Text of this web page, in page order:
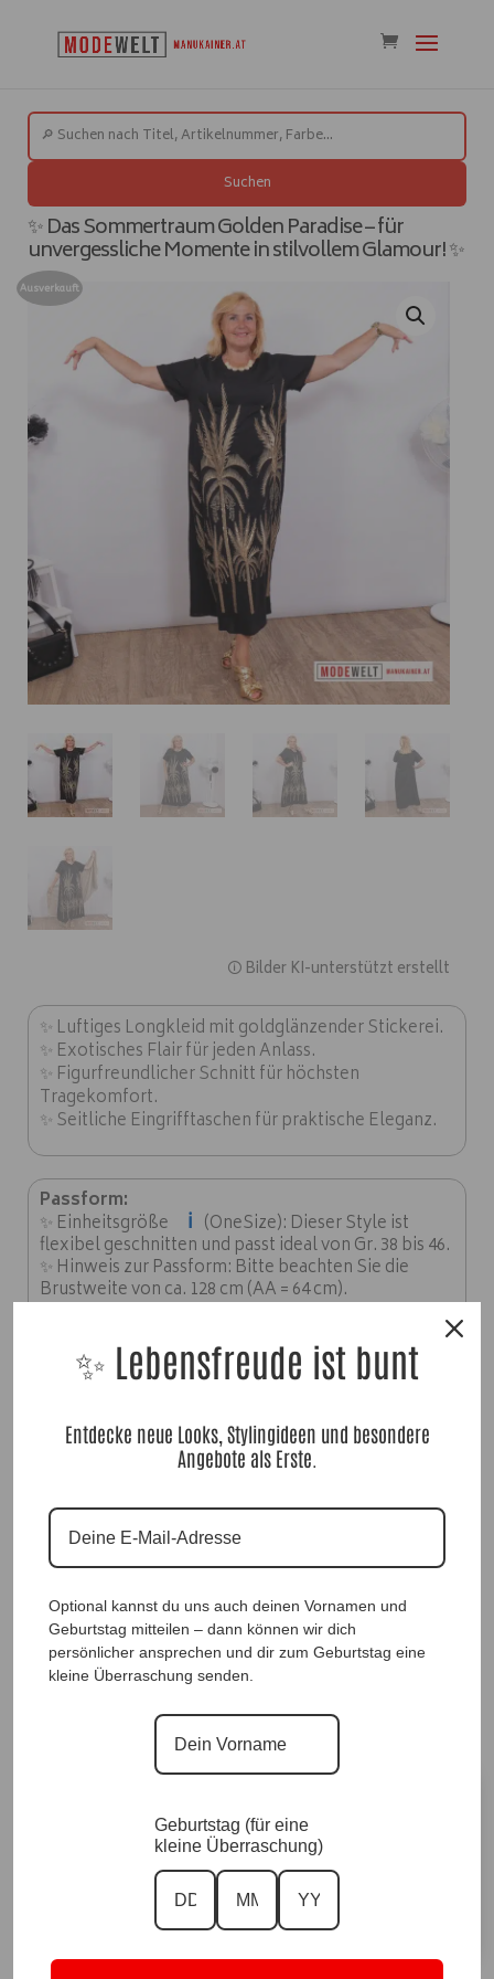
Suchen
✨ Das Sommertraum Golden Paradise – für
unvergessliche Momente in stilvollem Glamour! ✨
Ausverkauft
🛈 Bilder KI-unterstützt erstellt
✨ Luftiges Longkleid mit goldglänzender Stickerei.
✨ Exotisches Flair für jeden Anlass.
✨ Figurfreundlicher Schnitt für höchsten
Tragekomfort.
✨ Seitliche Eingrifftaschen für praktische Eleganz.
Passform:
✨ Einheitsgröße ℹ️ (OneSize): Dieser Style ist
flexibel geschnitten und passt ideal von Gr. 38 bis 46.
✨ Hinweis zur Passform: Bitte beachten Sie die
Brustweite von ca. 128 cm (AA = 64 cm).
✨ Länge: ca. 135 cm.
60% Baumwolle, 30% Viskose, 10% Edelpolyester
Sommertraum Golden Paradise |Gr. UNI 38-
Sommertraum
Paradise
In den Warenkorb
A
✨ Lebensfreude ist bunt
Entdecke neue Looks, Stylingideen und besondere
Angebote als Erste.
Optional kannst du uns auch deinen Vornamen und
Geburtstag mitteilen – dann können wir dich
persönlicher ansprechen und dir zum Geburtstag eine
kleine Überraschung senden.
Geburtstag (für eine
kleine Überraschung)